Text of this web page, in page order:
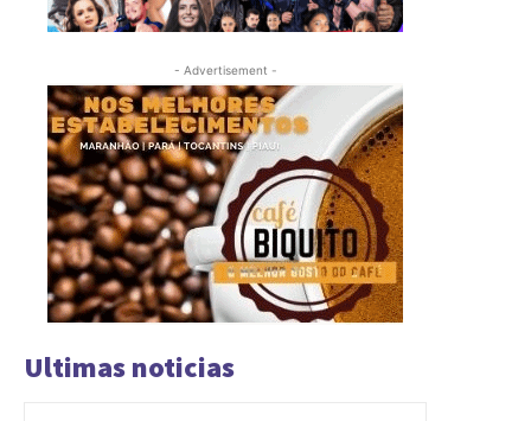
- Advertisement -
Ultimas noticias